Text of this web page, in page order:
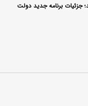
جزئیات برنامه جدید دولت